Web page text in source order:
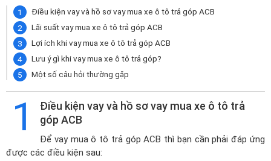
Điều kiện vay và hồ sơ vay mua xe ô tô trả góp ACB
Lãi suất vay mua xe ô tô trả góp ACB
Lợi ích khi vay mua xe ô tô trả góp ACB
Lưu ý gì khi vay mua xe ô tô trả góp?
Một số câu hỏi thường gặp
1
Điều kiện vay và hồ sơ vay mua xe ô tô trả
góp ACB
Để vay mua ô tô trả góp ACB thì bạn cần phải đáp ứng
được các điều kiện sau: